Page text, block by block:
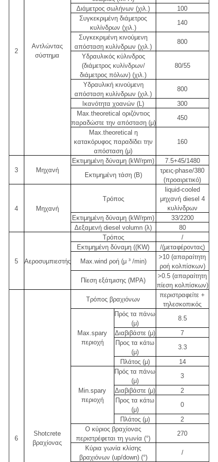
2
Αντλώντας
σύστημα
Διάμετρος σωλήνων (χιλ.)
100
Συγκεκριμένη διάμετρος
κυλίνδρων (χιλ.)
140
Συγκεκριμένη κινούμενη
απόσταση κυλίνδρων (χιλ.)
800
Υδραυλικός κύλινδρος
(διάμετρος κυλίνδρων/
διάμετρος πόλων) (χιλ.)
80/55
Υδραυλική κινούμενη
απόσταση κυλίνδρων (χιλ.)
800
Ικανότητα χοανών (L)
300
Max.theoretical οριζόντιος
παραδώστε την απόσταση (μ)
450
Max.theoretical η
κατακόρυφος παραδίδει την
απόσταση (μ)
160
3 Μηχανή
Εκτιμημένη δύναμη (kW/rpm)
7.5+45/1480
Εκτιμημένη τάση (Β)
τρεις-phase/380
(προαιρετικό)
4 Μηχανή
Τρόπος
liquid-cooled
μηχανή diesel 4
κυλίνδρων
Εκτιμημένη δύναμη (kW/rpm)
33/2200
Δεξαμενή diesel volumn (λ)
80
5 Αεροσυμπιεστής
Τρόπος
/
Εκτιμημένη δύναμη ((KW)
/(μεταφέροντας)
Max.wind ροή (μ ³ /min)
>10 (απαραίτητη
ροή κολπίσκων)
Πίεση εξάτμισης (MPA)
>0.5 (απαραίτητη
πίεση κολπίσκων)
6
Shotcrete
βραχίονας
Τρόπος βραχιόνων
περιστραφείτε +
τηλεσκοπικός
Max.spary
περιοχή
Πρός τα πάνω
(μ)
8.5
Διαβιβάστε (μ)
7
Προς τα κάτω
(μ)
3.3
Πλάτος (μ)
14
Min.spary
περιοχή
Πρός τα πάνω
(μ)
3
Διαβιβάστε (μ)
2
Προς τα κάτω
(μ)
0
Πλάτος (μ)
2
Ο κύριος βραχίονας
περιστρέφεται τη γωνία (°)
270
Κύρια γωνία κλίσης
βραχιόνων (up/down) (°)
/